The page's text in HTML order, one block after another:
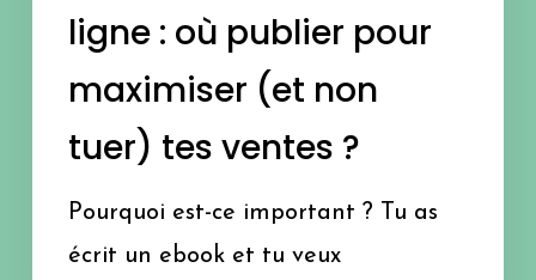
tuer)
ventes
ligne : où publier pour
maximiser (et non
tuer) tes ventes ?
Pourquoi est-ce important ? Tu as
écrit un ebook et tu veux